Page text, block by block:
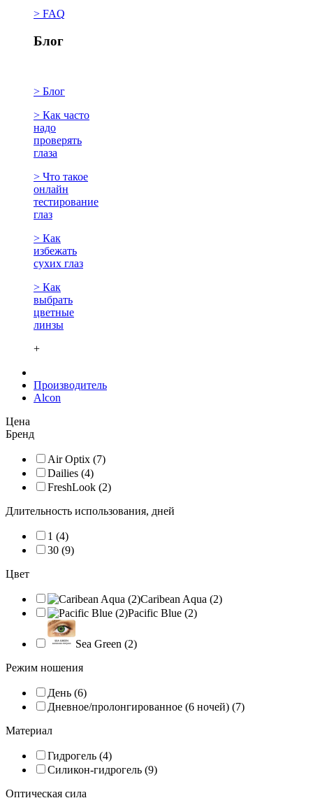
> FAQ
Блог
> Блог
> Как часто
надо
проверять
глаза
> Что такое
онлайн
тестирование
глаз
> Как
избежать
сухих глаз
> Как
выбрать
цветные
линзы
+
Производитель
Alcon
Цена
Бренд
Air Optix (7)
Dailies (4)
FreshLook (2)
Длительность использования, дней
1 (4)
30 (9)
Цвет
Caribean Aqua (2)
Pacific Blue (2)
Sea Green (2)
Режим ношения
День (6)
Дневное/пролонгированное (6 ночей) (7)
Материал
Гидрогель (4)
Силикон-гидрогель (9)
Оптическая сила